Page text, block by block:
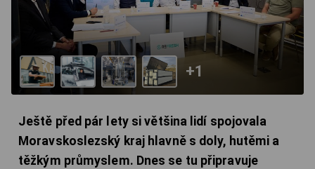
+1
Ještě před pár lety si většina lidí spojovala
Moravskoslezský kraj hlavně s doly, hutěmi a
těžkým průmyslem. Dnes se tu připravuje